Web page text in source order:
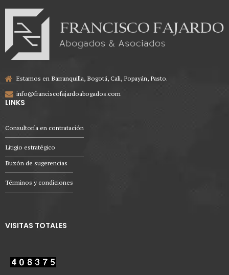
Estamos en Barranquilla, Bogotá, Cali, Popayán, Pasto.
info@franciscofajardoabogados.com
LINKS
Consultoría en contratación
Litigio estratégico
Buzón de sugerencias
Términos y condiciones
VISITAS TOTALES